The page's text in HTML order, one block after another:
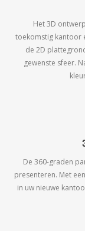
Het 3D
toekomstig kantoor
de 2D
gewenste sfeer.
De 360-graden
presenteren. Met
in uw nieuwe